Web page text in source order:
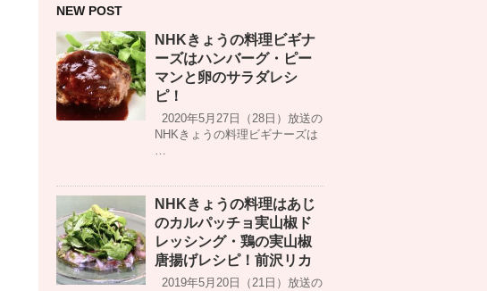
NEW POST
NHKきょうの料理ビギナ
ーズはハンバーグ・ピー
マンと卵のサラダレシ
ピ！
2020年5月27日（28日）放送の
NHKきょうの料理ビギナーズは
…
NHKきょうの料理はあじ
のカルパッチョ実山椒ド
レッシング・鶏の実山椒
唐揚げレシピ！前沢リカ
2019年5月20日（21日）放送の